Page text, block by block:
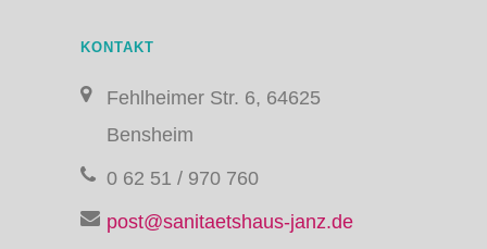
KONTAKT
Fehlheimer Str. 6, 64625
Bensheim
0 62 51 / 970 760
post@sanitaetshaus-janz.de